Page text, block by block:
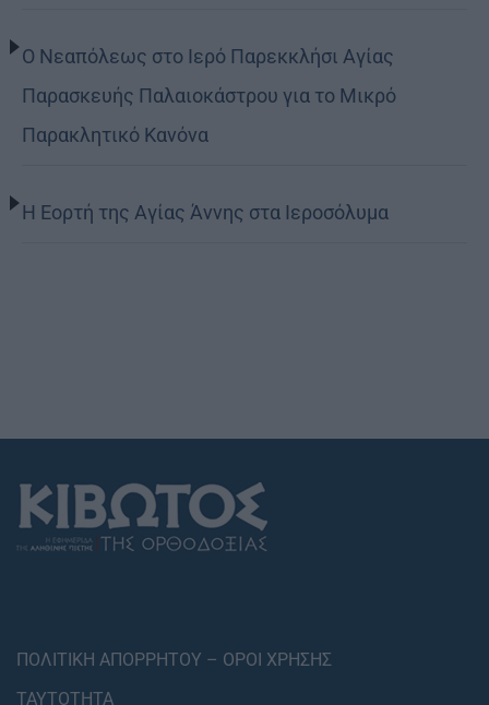
Ο Νεαπόλεως στο Ιερό Παρεκκλήσι Αγίας
Παρασκευής Παλαιοκάστρου για το Μικρό
Παρακλητικό Κανόνα
Η Εορτή της Αγίας Άννης στα Ιεροσόλυμα
ΠΟΛΙΤΙΚΗ ΑΠΟΡΡΗΤΟΥ – ΟΡΟΙ ΧΡΗΣΗΣ
ΤΑΥΤΟΤΗΤΑ